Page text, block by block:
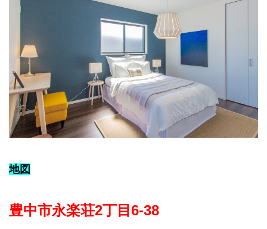
地図
豊中市永楽荘2丁目6-38